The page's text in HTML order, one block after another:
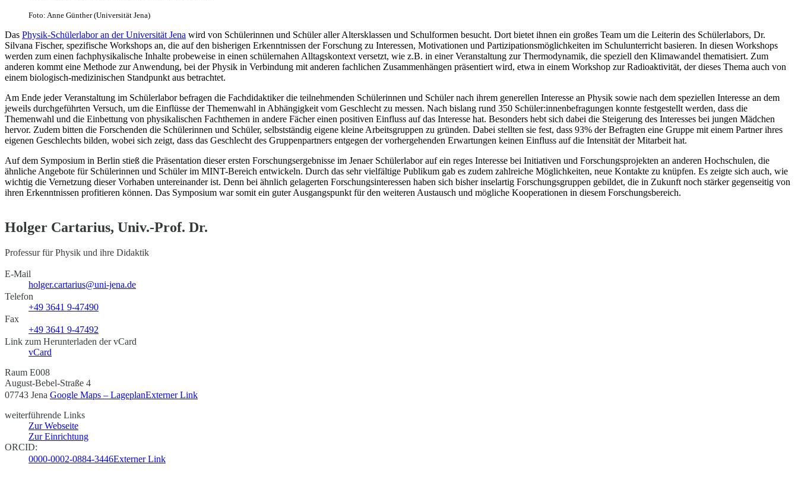
Foto: Anne Günther (Universität Jena)
Das Physik-Schülerlabor an der Universität Jena wird von Schülerinnen und Schüler aller Altersklassen und Schulformen besucht. Dort bietet ihnen ein großes Team um die Leiterin des Schülerlabors, Dr.
Silvana Fischer, spezifische Workshops an, die auf den bisherigen Erkenntnissen der Forschung zu Interessen, Motivationen und Partizipationsmöglichkeiten im Schulunterricht basieren. In diesen Workshops
werden zum einen fachphysikalische Inhalte probeweise in einen schülernahen Alltagskontext versetzt, wie z.B. in einer Veranstaltung zur Thermodynamik, die speziell den Klimawandel thematisiert. Zum
anderen kommt eine Methode zur Anwendung, bei der Physik in Verbindung mit anderen fachlichen Zusammenhängen präsentiert wird, etwa in einem Workshop zur Radioaktivität, der dieses Thema auch von
einem biologisch-medizinischen Standpunkt aus betrachtet.
Am Ende jeder Veranstaltung im Schülerlabor befragen die Fachdidaktiker die teilnehmenden Schülerinnen und Schüler nach ihrem generellen Interesse an Physik sowie nach dem speziellen Interesse an dem
jeweils durchgeführten Versuch, um die Einflüsse der Themenwahl in Abhängigkeit vom Geschlecht zu messen. Nach bislang rund 350 Schüler:innenbefragungen konnte festgestellt werden, dass die
Themenwahl und die Einbettung von physikalischen Fachthemen in andere Fächer einen positiven Einfluss auf das Interesse hat. Besonders hebt sich dabei die Steigerung des Interesses bei jungen Mädchen
hervor. Zudem bitten die Forschenden die Schülerinnen und Schüler, selbstständig eigene kleine Arbeitsgruppen zu gründen. Dabei stellten sie fest, dass 93% der Befragten eine Gruppe mit einem Partner ihres
eigenen Geschlechts bilden, wobei sich zeigt, dass das Geschlecht des Gruppenpartners entgegen der vorhergehenden Erwartungen keinen Einfluss auf die Intensität der Mitarbeit hat.
Auf dem Symposium in Berlin stieß die Präsentation dieser ersten Forschungsergebnisse im Jenaer Schülerlabor auf ein reges Interesse bei Initiativen und Forschungsprojekten an anderen Hochschulen, die
ähnliche Angebote für Schülerinnen und Schüler im MINT-Bereich entwickeln. Durch das sehr vielfältige Publikum gab es zudem zahlreiche Möglichkeiten, neue Kontakte zu knüpfen. Es zeigte sich auch, wie
wichtig die Vernetzung dieser Vorhaben untereinander ist. Denn bei ähnlich gelagerten Forschungsinteressen haben sich bisher inselartig Forschungsgruppen gebildet, die in Zukunft noch stärker gegenseitig von
ihren Erkenntnissen profitieren können. Das Symposium war somit ein guter Ausgangspunkt für den weiteren Austausch und mögliche Kooperationen in diesem Forschungsbereich.
Holger Cartarius, Univ.-Prof. Dr.
Professur für Physik und ihre Didaktik
E-Mail
holger.cartarius@uni-jena.de
Telefon
+49 3641 9-47490
Fax
+49 3641 9-47492
Link zum Herunterladen der vCard
vCard
Raum E008
August-Bebel-Straße 4
07743 Jena Google Maps – LageplanExterner Link
weiterführende Links
Zur Webseite
Zur Einrichtung
ORCID:
0000-0002-0884-3446Externer Link